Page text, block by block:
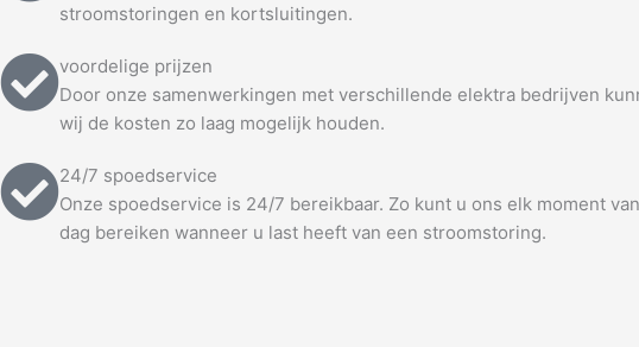
stroomstoringen en kortsluitingen.
voordelige prijzen
Door onze samenwerkingen met verschillende elektra bedrijven
wij de kosten zo laag mogelijk houden.
24/7 spoedservice
Onze spoedservice is 24/7 bereikbaar. Zo kunt u ons elk moment
dag bereiken wanneer u last heeft van een stroomstoring.